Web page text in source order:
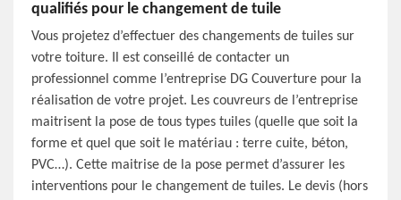
qualifiés pour le changement de tuile
Vous projetez d’effectuer des changements de tuiles sur
votre toiture. Il est conseillé de contacter un
professionnel comme l’entreprise DG Couverture pour la
réalisation de votre projet. Les couvreurs de l’entreprise
maitrisent la pose de tous types tuiles (quelle que soit la
forme et quel que soit le matériau : terre cuite, béton,
PVC…). Cette maitrise de la pose permet d’assurer les
interventions pour le changement de tuiles. Le devis (hors